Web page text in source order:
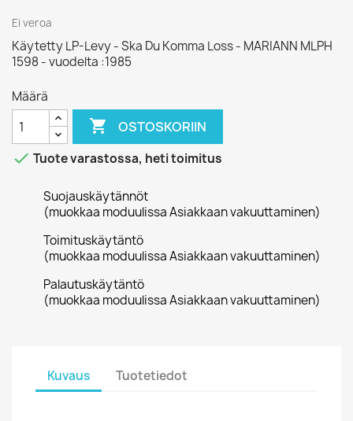
Ei veroa
Käytetty LP-Levy - Ska Du Komma Loss - MARIANN MLPH
1598 - vuodelta :1985
Määrä
 OSTOSKORIIN
 Tuote varastossa, heti toimitus
Suojauskäytännöt
(muokkaa moduulissa Asiakkaan vakuuttaminen)
Toimituskäytäntö
(muokkaa moduulissa Asiakkaan vakuuttaminen)
Palautuskäytäntö
(muokkaa moduulissa Asiakkaan vakuuttaminen)
Kuvaus Tuotetiedot